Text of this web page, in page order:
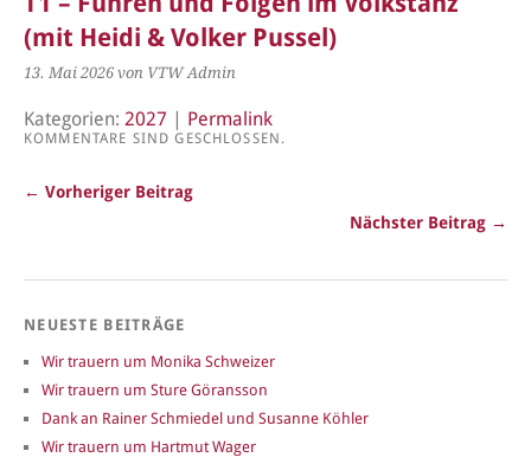
(mit Heidi & Volker Pussel)
13. Mai 2026 von VTW Admin
Kategorien: 2027 Permalink
KOMMENTARE SIND GESCHLOSSEN.
← Vorheriger Beitrag
Nächster Beitrag →
NEUESTE BEITRÄGE
Wir trauern um Monika Schweizer
Wir trauern um Sture Göransson
Dank an Rainer Schmiedel und Susanne Köhler
Wir trauern um Hartmut Wager